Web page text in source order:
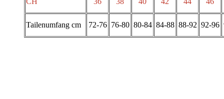
Tailenumfang cm 72-76 76-80 80-84 84-88 88-92 92-96